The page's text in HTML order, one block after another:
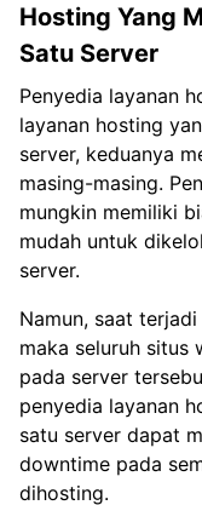
Hosting Yang
Satu Server
Penyedia layanan
layanan hosting
server, keduanya
masing-masing.
mungkin memiliki
mudah untuk
server.
Namun, saat
maka seluruh situs
pada server
penyedia layanan
satu server dapat
downtime pada
dihosting.